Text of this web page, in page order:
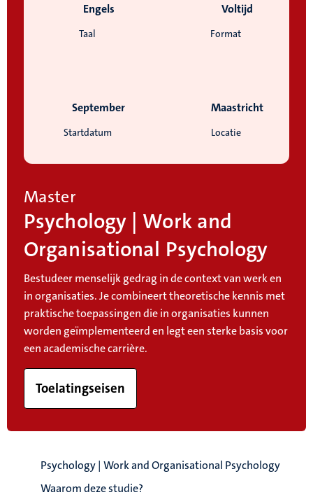
Taal
Engels
Format
Voltijd
Startdatum
September
Locatie
Maastricht
Master
Psychology | Work and
Organisational Psychology
Bestudeer menselijk gedrag in de context van werk en
in organisaties. Je combineert theoretische kennis met
praktische toepassingen die in organisaties kunnen
worden geïmplementeerd en legt een sterke basis voor
een academische carrière.
Toelatingseisen
Psychology | Work and Organisational Psychology
Waarom deze studie?